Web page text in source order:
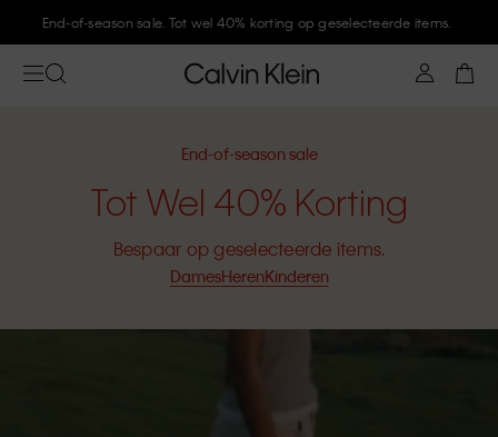
Meld je aan bij Calvin Klein en krijg 10% korting
End-of-season sale
Tot Wel 40% Korting
Bespaar op geselecteerde items.
DamesHerenKinderen